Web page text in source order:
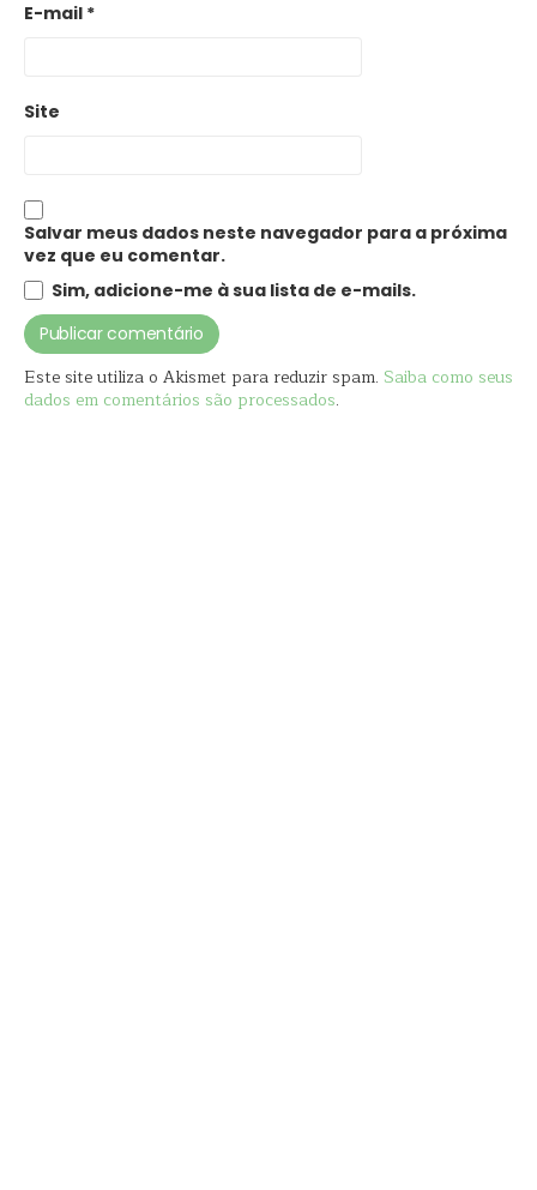
E-mail *
Site
Salvar meus dados neste navegador para a próxima
vez que eu comentar.
Sim, adicione-me à sua lista de e-mails.
Este site utiliza o Akismet para reduzir spam. Saiba como seus
dados em comentários são processados.